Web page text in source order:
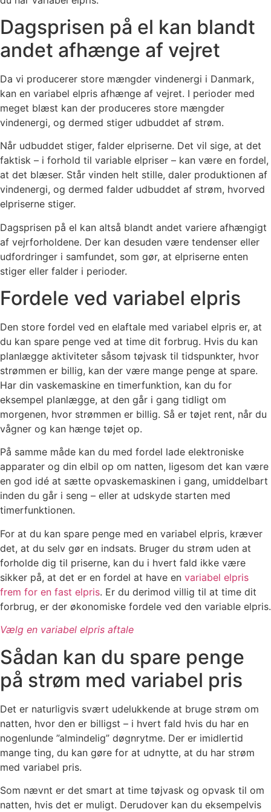
Dagsprisen på el kan blandt
andet afhænge af vejret
Da vi producerer store mængder vindenergi i Danmark,
kan en variabel elpris afhænge af vejret. I perioder med
meget blæst kan der produceres store mængder
vindenergi, og dermed stiger udbuddet af strøm.
Når udbuddet stiger, falder elpriserne. Det vil sige, at det
faktisk – i forhold til variable elpriser – kan være en fordel,
at det blæser. Står vinden helt stille, daler produktionen af
vindenergi, og dermed falder udbuddet af strøm, hvorved
elpriserne stiger.
Dagsprisen på el kan altså blandt andet variere afhængigt
af vejrforholdene. Der kan desuden være tendenser eller
udfordringer i samfundet, som gør, at elpriserne enten
stiger eller falder i perioder.
Fordele ved variabel elpris
Den store fordel ved en elaftale med variabel elpris er, at
du kan spare penge ved at time dit forbrug. Hvis du kan
planlægge aktiviteter såsom tøjvask til tidspunkter, hvor
strømmen er billig, kan der være mange penge at spare.
Har din vaskemaskine en timerfunktion, kan du for
eksempel planlægge, at den går i gang tidligt om
morgenen, hvor strømmen er billig. Så er tøjet rent, når du
vågner og kan hænge tøjet op.
På samme måde kan du med fordel lade elektroniske
apparater og din elbil op om natten, ligesom det kan være
en god idé at sætte opvaskemaskinen i gang, umiddelbart
inden du går i seng – eller at udskyde starten med
timerfunktionen.
For at du kan spare penge med en variabel elpris, kræver
det, at du selv gør en indsats. Bruger du strøm uden at
forholde dig til priserne, kan du i hvert fald ikke være
sikker på, at det er en fordel at have en variabel elpris
frem for en fast elpris. Er du derimod villig til at time dit
forbrug, er der økonomiske fordele ved den variable elpris.
Vælg en variabel elpris aftale
Sådan kan du spare penge
på strøm med variabel pris
Det er naturligvis svært udelukkende at bruge strøm om
natten, hvor den er billigst – i hvert fald hvis du har en
nogenlunde ”almindelig” døgnrytme. Der er imidlertid
mange ting, du kan gøre for at udnytte, at du har strøm
med variabel pris.
Som nævnt er det smart at time tøjvask og opvask til om
natten, hvis det er muligt. Derudover kan du eksempelvis